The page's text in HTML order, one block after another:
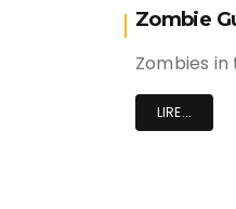
Zombie
Zombies
LIRE...